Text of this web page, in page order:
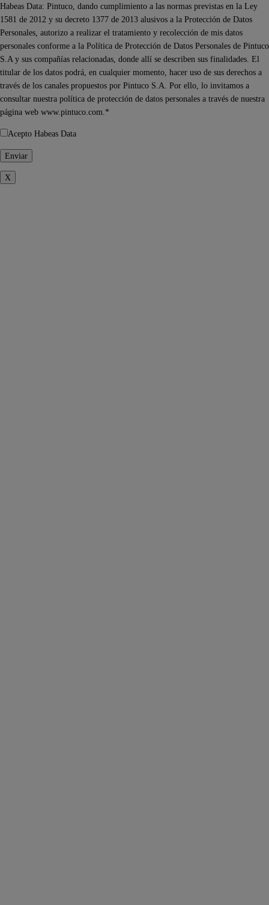
Habeas Data: Pintuco, dando cumplimiento a las normas previstas en la Ley
1581 de 2012 y su decreto 1377 de 2013 alusivos a la Protección de Datos
Personales, autorizo a realizar el tratamiento y recolección de mis datos
personales conforme a la Política de Protección de Datos Personales de Pintuco
S.A y sus compañías relacionadas, donde allí se describen sus finalidades. El
titular de los datos podrá, en cualquier momento, hacer uso de sus derechos a
través de los canales propuestos por Pintuco S.A. Por ello, lo invitamos a
consultar nuestra política de protección de datos personales a través de nuestra
página web www.pintuco.com.*
Acepto Habeas Data
X